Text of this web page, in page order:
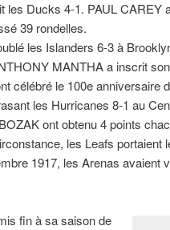
les Ducks 4-1. PAUL CAREY
39 rondelles.
les Islanders 6-3 à
MANTHA a inscrit
célébré le 100e anniversaire
les Hurricanes 8-1 au
ont obtenu 4 points
les Leafs portaient
1917, les Arenas avaient
fin à sa saison de